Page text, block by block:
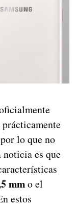
lo que no
noticia es que
mmo el
estos